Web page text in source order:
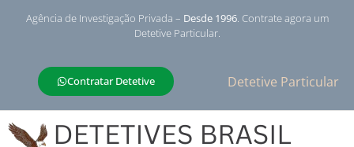
Agência de Investigação Privada – Desde 1996. Contrate agora um
Detetive Particular.
Contratar Detetive Detetive Particular